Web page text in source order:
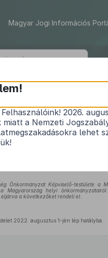
Magyar Jogi Információs
Község
község
szóló
Önkormányzat Képviselő-testülete a
a Magyarország helyi
a következőket rendeli el:
2022. augusztus 1-jén lép hatályba.
2026.
miatt a Nemzeti
lehet